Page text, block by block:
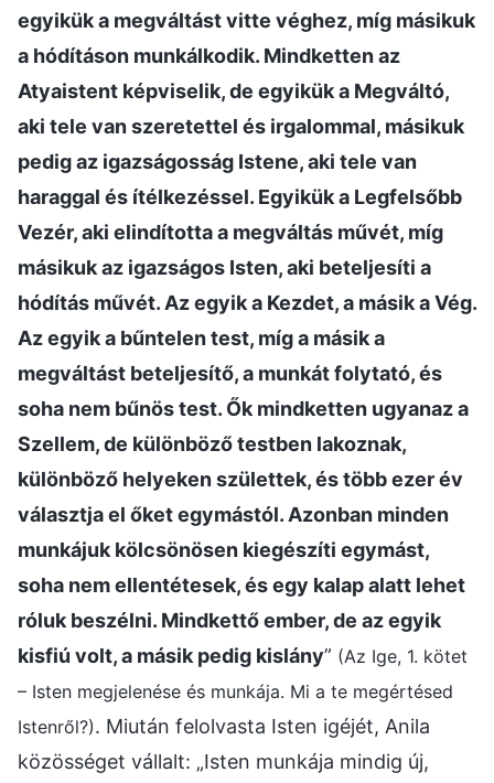
egyikük a megváltást vitte véghez, míg másikuk
a hódításon munkálkodik. Mindketten az
Atyaistent képviselik, de egyikük a Megváltó,
aki tele van szeretettel és irgalommal, másikuk
pedig az igazságosság Istene, aki tele van
haraggal és ítélkezéssel. Egyikük a Legfelsőbb
Vezér, aki elindította a megváltás művét, míg
másikuk az igazságos Isten, aki beteljesíti a
hódítás művét. Az egyik a Kezdet, a másik a Vég.
Az egyik a bűntelen test, míg a másik a
megváltást beteljesítő, a munkát folytató, és
soha nem bűnös test. Ők mindketten ugyanaz a
Szellem, de különböző testben lakoznak,
különböző helyeken születtek, és több ezer év
választja el őket egymástól. Azonban minden
munkájuk kölcsönösen kiegészíti egymást,
soha nem ellentétesek, és egy kalap alatt lehet
róluk beszélni. Mindkettő ember, de az egyik
kisfiú volt, a másik pedig kislány” (Az Ige, 1. kötet
– Isten megjelenése és munkája. Mi a te megértésed
Istenről?). Miután felolvasta Isten igéjét, Anila
közösséget vállalt: „Isten munkája mindig új,